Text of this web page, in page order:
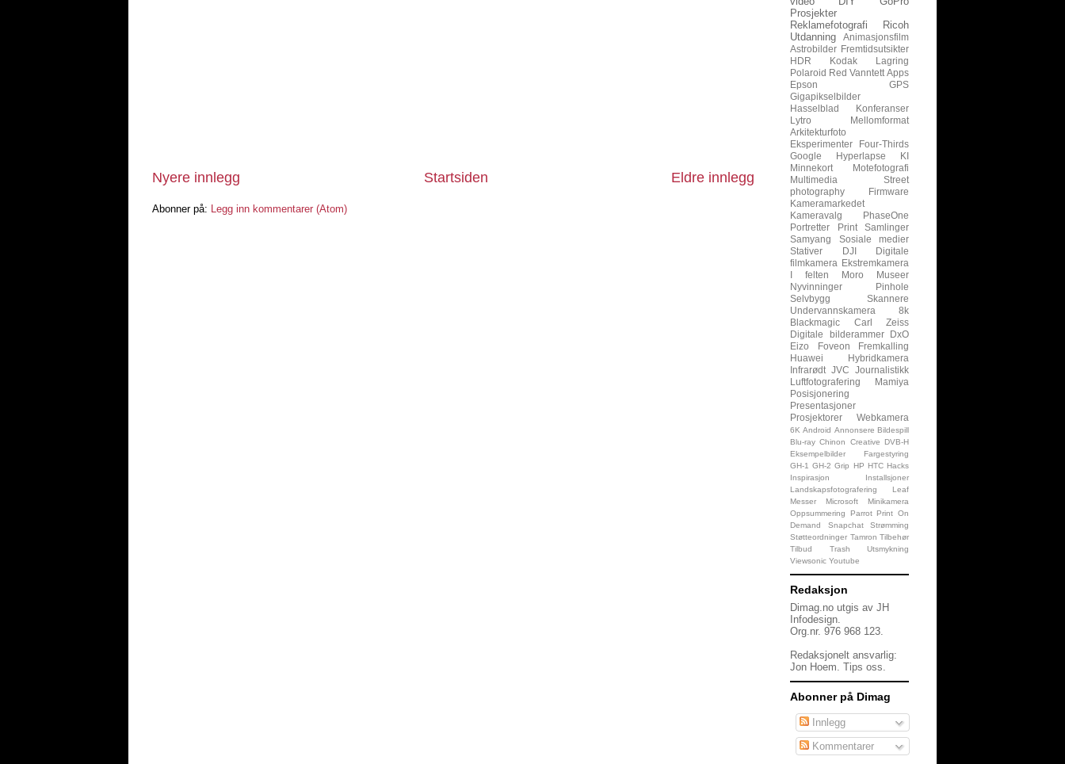
Nyere innlegg Eldre innlegg
Startsiden
Abonner på: Legg inn kommentarer (Atom)
Prosjekter
Reklamefotografi
Ricoh
Utdanning
Animasjonsfilm
Astrobilder Fremtidsutsikter
HDR
Kodak
Lagring
Polaroid Red Vanntett Apps
Epson
GPS
Gigapikselbilder
Hasselblad
Konferanser
Lytro
Mellomformat
Arkitekturfoto
Eksperimenter
Four-Thirds
Google
Hyperlapse
KI
Minnekort
Motefotografi
Multimedia
Street
photography
Firmware
Kameramarkedet
Kameravalg
PhaseOne
Portretter
Print
Samlinger
Samyang
Sosiale medier
Stativer
DJI
Digitale
filmkamera Ekstremkamera
I felten
Moro
Museer
Nyvinninger
Pinhole
Selvbygg
Skannere
Undervannskamera
8k
Blackmagic
Carl Zeiss
Digitale bilderammer
DxO
Eizo
Foveon
Fremkalling
Huawei
Hybridkamera
Infrarødt JVC
Journalistikk
Luftfotografering
Mamiya
Posisjonering
Presentasjoner
Prosjektorer
Webkamera
6K Android Annonsere Bildespill
Blu-ray Chinon Creative
DVB-H
Eksempelbilder
Fargestyring
GH-1 GH-2 Grip HP HTC Hacks
Inspirasjon
Installsjoner
Landskapsfotografering
Leaf
Messer
Microsoft
Minikamera
Oppsummering
Parrot Print On
Demand
Snapchat
Strømming
Støtteordninger Tamron Tilbehør
Tilbud
Trash
Utsmykning
Viewsonic Youtube
Redaksjon
Dimag.no utgis av JH
Infodesign.
Org.nr. 976 968 123.
Redaksjonelt ansvarlig:
Jon Hoem. Tips oss
Abonner på Dimag
Innlegg
Kommentarer